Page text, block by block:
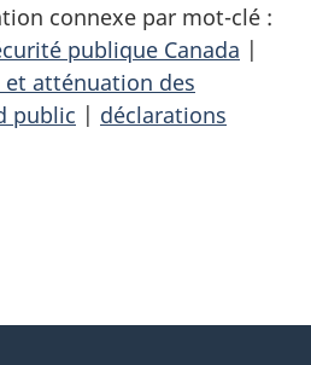
connexe par mot-clé :
publique Canada |
et atténuation des
public | déclarations